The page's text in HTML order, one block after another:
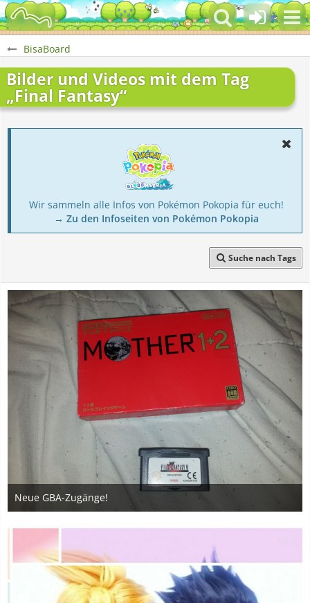
BisaBoard
Bilder und Videos mit dem Tag
„Final Fantasy“
Wir sammeln alle Infos von Pokémon Pokopia für euch!
→ Zu den Infoseiten von Pokémon Pokopia
Suche nach Tags
Neue GBA-Zugänge!
16. Mai 2018